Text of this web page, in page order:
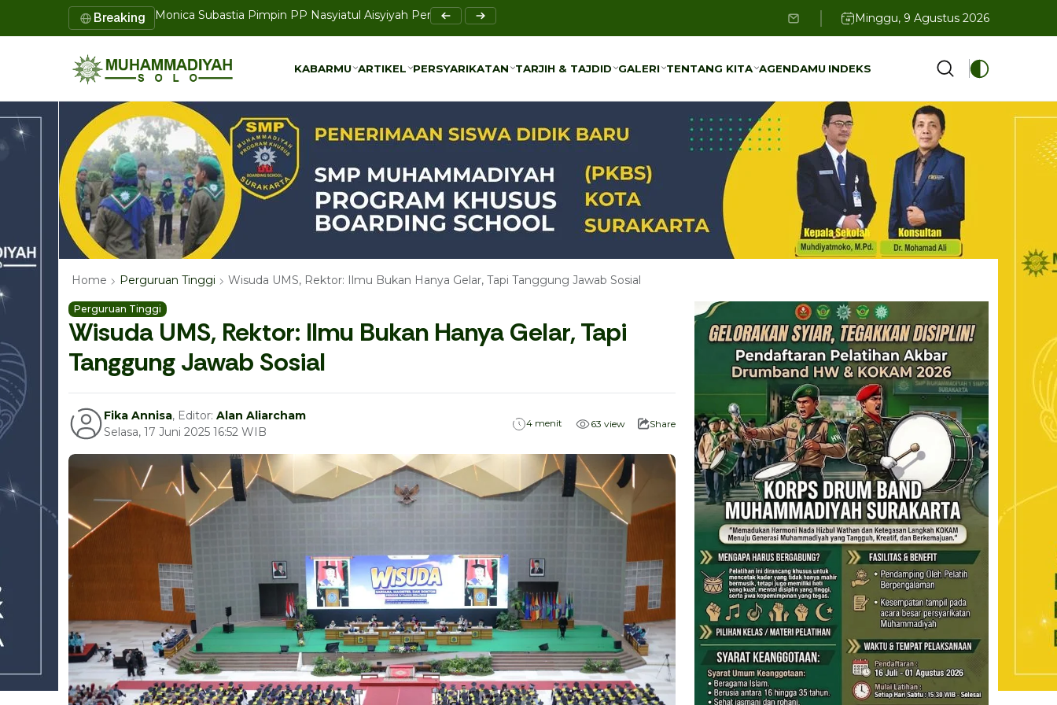
Breaking
Awal Mula Sentralisasi Pendidikan Muhammadiyah Solo
Minggu, 9 Agustus 2026
KABARMU ARTIKEL PERSYARIKATAN TARJIH & TAJDID GALERI TENTANG KITA AGENDAMU INDEKS
Home Perguruan Tinggi Wisuda UMS, Rektor: Ilmu Bukan Hanya Gelar, Tapi Tanggung Jawab Sosial
Perguruan Tinggi
Wisuda UMS, Rektor: Ilmu Bukan Hanya Gelar, Tapi
Tanggung Jawab Sosial
Fika Annisa, Editor: Alan Aliarcham
Selasa, 17 Juni 2025 16:52 WIB
4 menit 63 view Share